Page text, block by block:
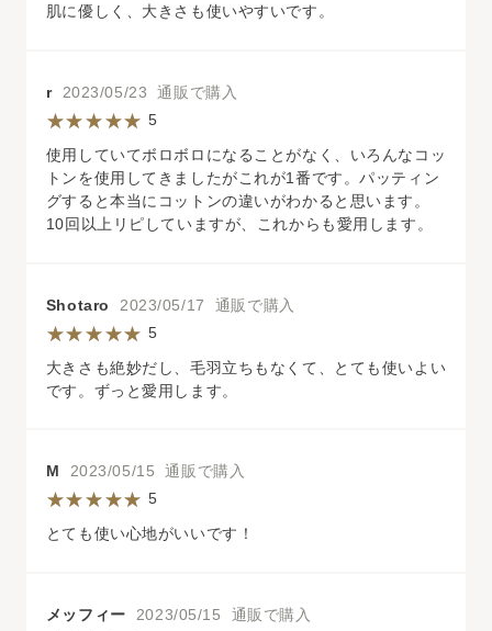
肌に優しく、大きさも使いやすいです。
r 2023/05/23 通販で購入
5
使用していてボロボロになることがなく、いろんなコッ
トンを使用してきましたがこれが1番です。パッティン
グすると本当にコットンの違いがわかると思います。
10回以上リピしていますが、これからも愛用します。
Shotaro 2023/05/17 通販で購入
5
大きさも絶妙だし、毛羽立ちもなくて、とても使いよい
です。ずっと愛用します。
M 2023/05/15 通販で購入
5
とても使い心地がいいです！
メッフィー 2023/05/15 通販で購入